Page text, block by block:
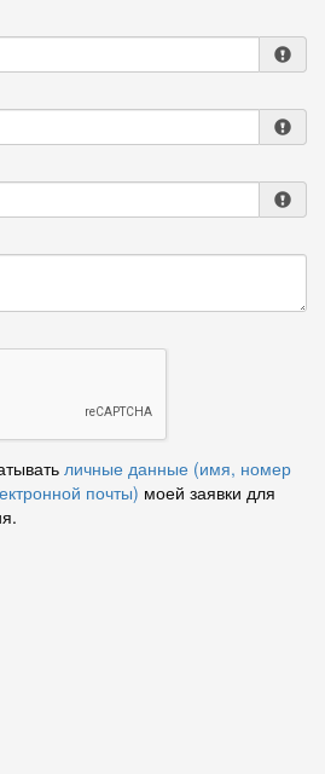
личные данные (имя, номер
почты) моей заявки для